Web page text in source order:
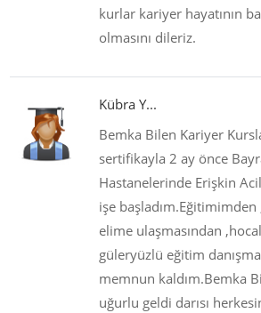
kurlar kariyer hayatının
olmasını dileriz.
Kübra Y...
Bemka Bilen Kariyer
sertifikayla 2 ay önce
Hastanelerinde Erişkin
işe
elime ulaşmasından
güleryüzlü eğitim
memnun kaldım.Bemka
uğurlu geldi darısı